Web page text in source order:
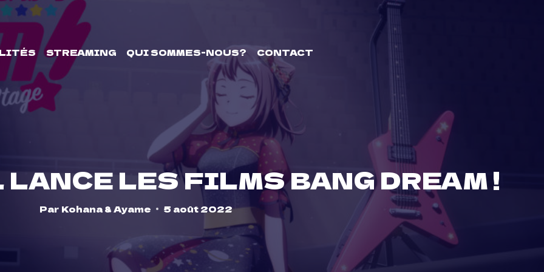
STREAMING QUI SOMMES-NOUS? CONTACT
LES FILMS BANG DREAM !
Par Kohana & Ayame 5 août 2022